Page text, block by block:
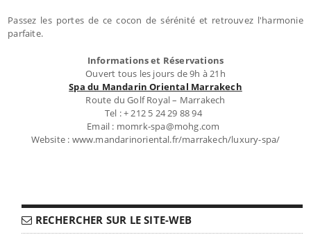
Passez les portes de ce cocon de sérénité et retrouvez l'harmonie
parfaite.
Informations et Réservations
Ouvert tous les jours de 9h à 21h
Spa du Mandarin Oriental Marrakech
Route du Golf Royal – Marrakech
Tel : + 212 5 24 29 88 94
Email : momrk-spa@mohg.com
Website : www.mandarinoriental.fr/marrakech/luxury-spa/
RECHERCHER SUR LE SITE-WEB